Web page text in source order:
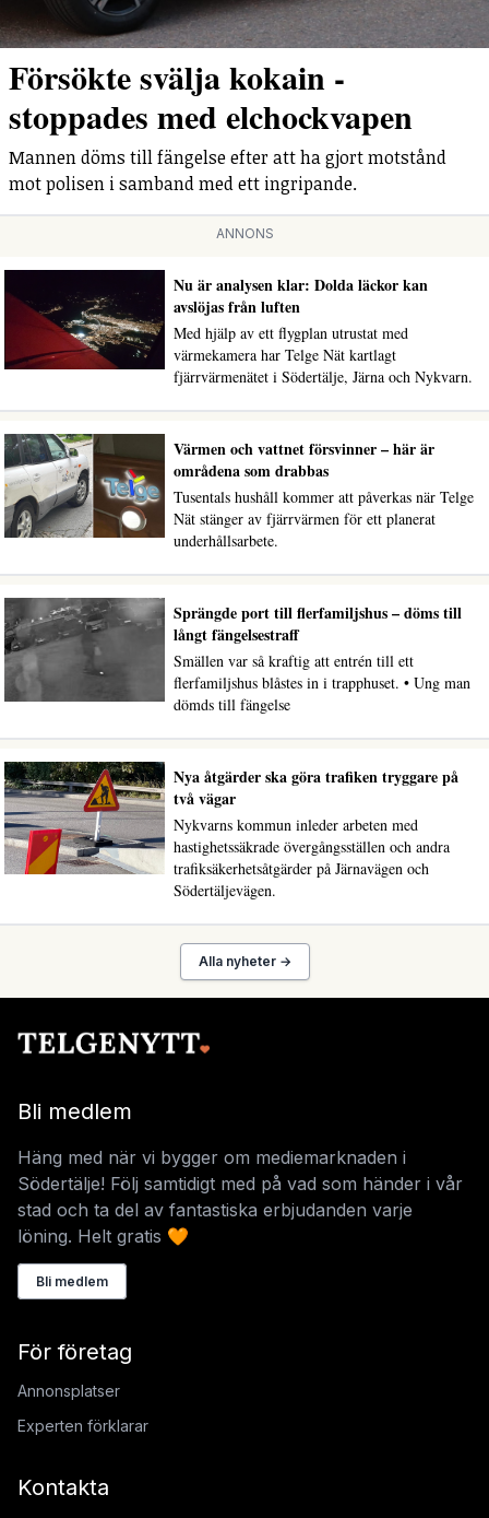
Försökte svälja kokain -
stoppades med elchockvapen
Mannen döms till fängelse efter att ha gjort motstånd
mot polisen i samband med ett ingripande.
ANNONS
Nu är analysen klar: Dolda läckor kan
avslöjas från luften
Med hjälp av ett flygplan utrustat med
värmekamera har Telge Nät kartlagt
fjärrvärmenätet i Södertälje, Järna och Nykvarn.
Värmen och vattnet försvinner – här är
områdena som drabbas
Tusentals hushåll kommer att påverkas när Telge
Nät stänger av fjärrvärmen för ett planerat
underhållsarbete.
Sprängde port till flerfamiljshus – döms till
långt fängelsestraff
Smällen var så kraftig att entrén till ett
flerfamiljshus blåstes in i trapphuset. • Ung man
dömds till fängelse
Nya åtgärder ska göra trafiken tryggare på
två vägar
Nykvarns kommun inleder arbeten med
hastighetssäkrade övergångsställen och andra
trafiksäkerhetsåtgärder på Järnavägen och
Södertäljevägen.
Alla nyheter →
Bli medlem
Häng med när vi bygger om mediemarknaden i
Södertälje! Följ samtidigt med på vad som händer i vår
stad och ta del av fantastiska erbjudanden varje
löning. Helt gratis 🧡
Bli medlem
För företag
Annonsplatser
Experten förklarar
Kontakta